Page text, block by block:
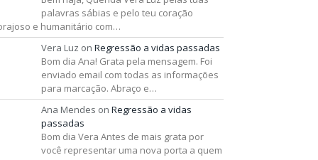
palavras sábias e pelo teu coração
e humanitário com…
Vera Luz on Regressão a vidas passadas
Bom dia Ana! Grata pela mensagem. Foi
enviado email com todas as informações
para marcação. Abraço e…
Ana Mendes on Regressão a vidas
passadas
Bom dia Vera Antes de mais grata por
você representar uma nova porta a quem